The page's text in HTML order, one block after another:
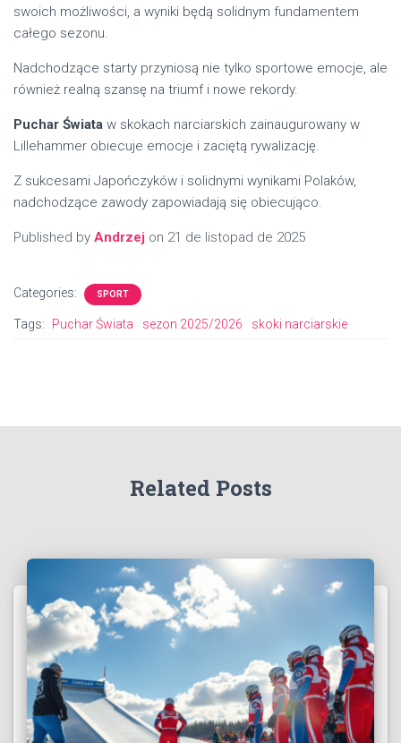
swoich możliwości, a wyniki będą solidnym fundamentem
całego sezonu.
Nadchodzące starty przyniosą nie tylko sportowe emocje, ale
również realną szansę na triumf i nowe rekordy.
Puchar Świata w skokach narciarskich zainaugurowany w
Lillehammer obiecuje emocje i zaciętą rywalizację.
Z sukcesami Japończyków i solidnymi wynikami Polaków,
nadchodzące zawody zapowiadają się obiecująco.
Published by Andrzej on 21 de listopad de 2025
Categories: SPORT
Tags: Puchar Świata sezon 2025/2026 skoki narciarskie
Related Posts